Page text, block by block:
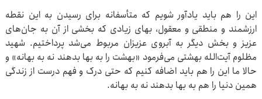
این را هم باید یادآور شویم که متأسفانه برای رسیدن به این نقطه
ارزشمند و منطقی و معقول، بهای زیادی که بخشی از آن به جان‌های
عزیز و بخش دیگر به آبروی عزیزان مربوط می‌شد پرداختیم. شهید
مظلوم آیت‌الله بهشتی می‌فرمود «بهشت را به بها بدهند نه به بهانه» و
حالا ما این را هم باید اضافه کنیم که حتی درک و فهم درست از زندگی
همین دنیا را هم به بها بدهند نه به بهانه.